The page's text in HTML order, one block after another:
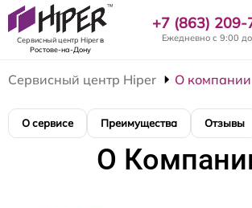
Сервисный центр Hiperв
Ростове-на-Дону
+7 (863)
Ежедневно с 9:00
Сервисный центр Hiper О компании
О сервисе Преимущества Отзывы
О